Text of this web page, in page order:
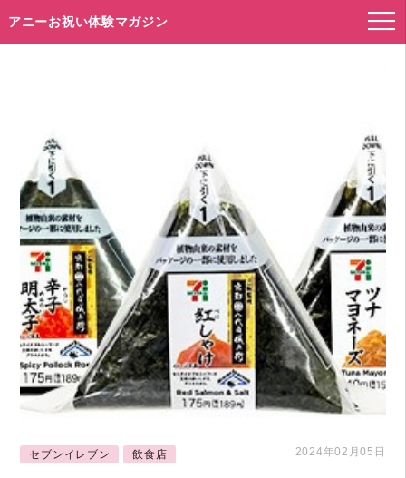
アニーお祝い体験マガジン
セブンイレブン 飲食店 2024年02月05日